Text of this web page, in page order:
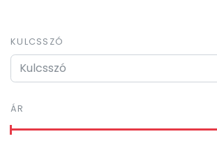
KULCSSZÓ
ÁR